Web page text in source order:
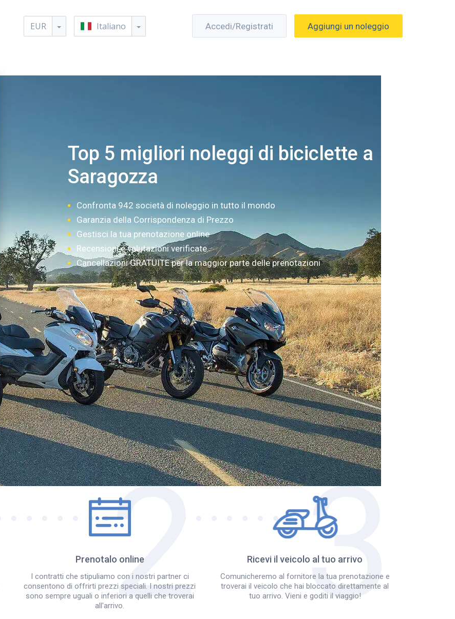
EUR Italiano Accedi/Registrati Aggiungi un noleggio
Top 5 migliori noleggi di biciclette a
Saragozza
Confronta 942 società di noleggio in tutto il mondo
Garanzia della Corrispondenza di Prezzo
Gestisci la tua prenotazione online
Recensioni e valutazioni verificate
Cancellazioni GRATUITE per la maggior parte delle prenotazioni
Come funziona?
Prenotalo online
I contratti che stipuliamo con i nostri partner ci
consentono di offrirti prezzi speciali. I nostri prezzi
sono sempre uguali o inferiori a quelli che troverai
all'arrivo.
Ricevi il veicolo al tuo arrivo
Comunicheremo al fornitore la tua prenotazione e
troverai il veicolo che hai bloccato direttamente al
tuo arrivo. Vieni e goditi il viaggio!